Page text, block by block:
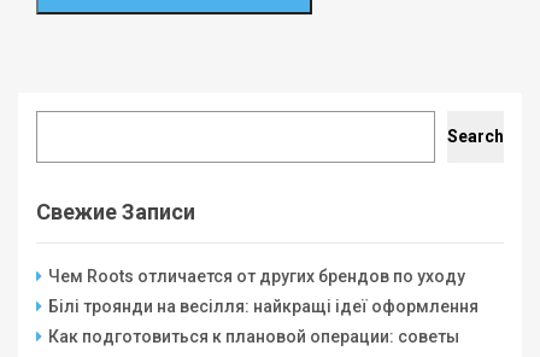
Search
Свежие Записи
Чем Roots отличается от других брендов по уходу
Білі троянди на весілля: найкращі ідеї оформлення
Как подготовиться к плановой операции: советы